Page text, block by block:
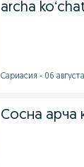
archa
Сариасия - 06
Сосна арча